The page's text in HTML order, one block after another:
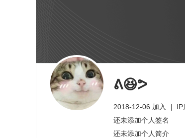
ᕕ😆ᕗ
2018-12-06 加入
IP
还未添加个人签名
还未添加个人简介